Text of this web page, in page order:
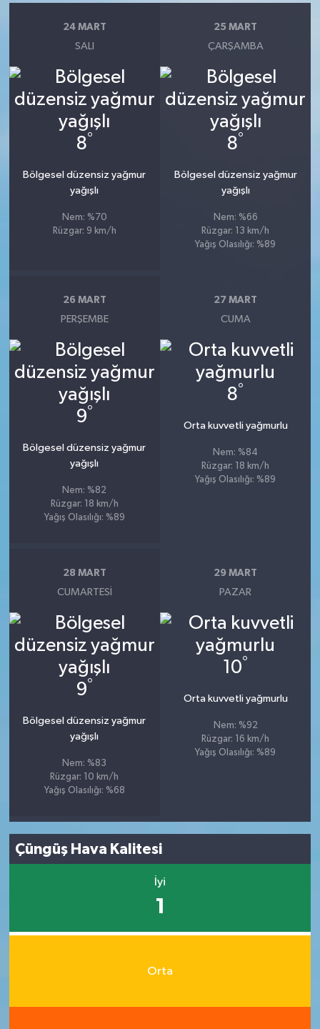
24 MART
SALI
8°
Bölgesel düzensiz yağmur
yağışlı
Nem: %70
Rüzgar: 9 km/h
25 MART
ÇARŞAMBA
8°
Bölgesel düzensiz yağmur
yağışlı
Nem: %66
Rüzgar: 13 km/h
Yağış Olasılığı: %89
26 MART
PERŞEMBE
9°
Bölgesel düzensiz yağmur
yağışlı
Nem: %82
Rüzgar: 18 km/h
Yağış Olasılığı: %89
27 MART
CUMA
8°
Orta kuvvetli yağmurlu
Nem: %84
Rüzgar: 18 km/h
Yağış Olasılığı: %89
28 MART
CUMARTESI
9°
Bölgesel düzensiz yağmur
yağışlı
Nem: %83
Rüzgar: 10 km/h
Yağış Olasılığı: %68
29 MART
PAZAR
10°
Orta kuvvetli yağmurlu
Nem: %92
Rüzgar: 16 km/h
Yağış Olasılığı: %89
Çüngüş Hava Kalitesi
İyi
1
Orta